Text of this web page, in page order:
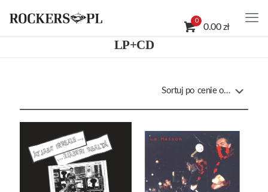
0
0.00 zł
LP+CD